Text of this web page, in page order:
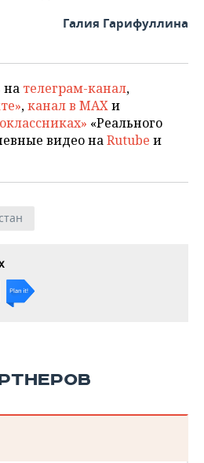
Галия Гарифуллина
на телеграм-канал,
,канал в MAXи
«Реального
видео наRutube и